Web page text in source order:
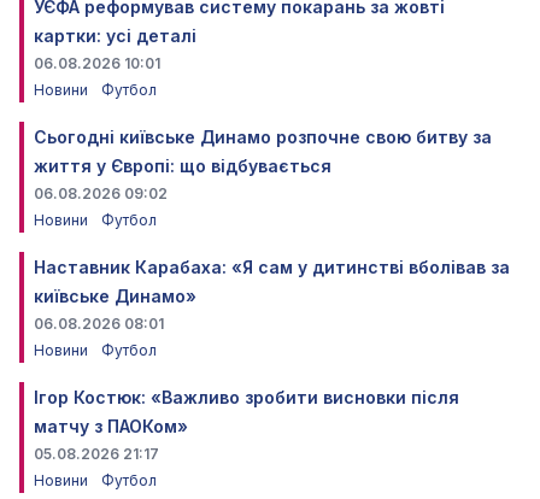
УЄФА реформував систему покарань за жовті
картки: усі деталі
06.08.2026 10:01
Новини
Футбол
Сьогодні київське Динамо розпочне свою битву за
життя у Європі: що відбувається
06.08.2026 09:02
Новини
Футбол
Наставник Карабаха: «Я сам у дитинстві вболівав за
київське Динамо»
06.08.2026 08:01
Новини
Футбол
Ігор Костюк: «Важливо зробити висновки після
матчу з ПАОКом»
05.08.2026 21:17
Новини
Футбол